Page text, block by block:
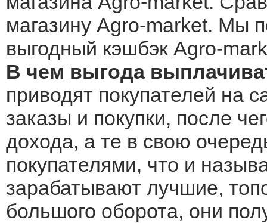
магазину Agro-market. Мы
выгодный кэшбэк Agro-
В чем выгода
приводят покупателей на
заказы и покупки, после
дохода, а те в свою
покупателями, что и
зарабатывают лучшие,
большого оборота, они